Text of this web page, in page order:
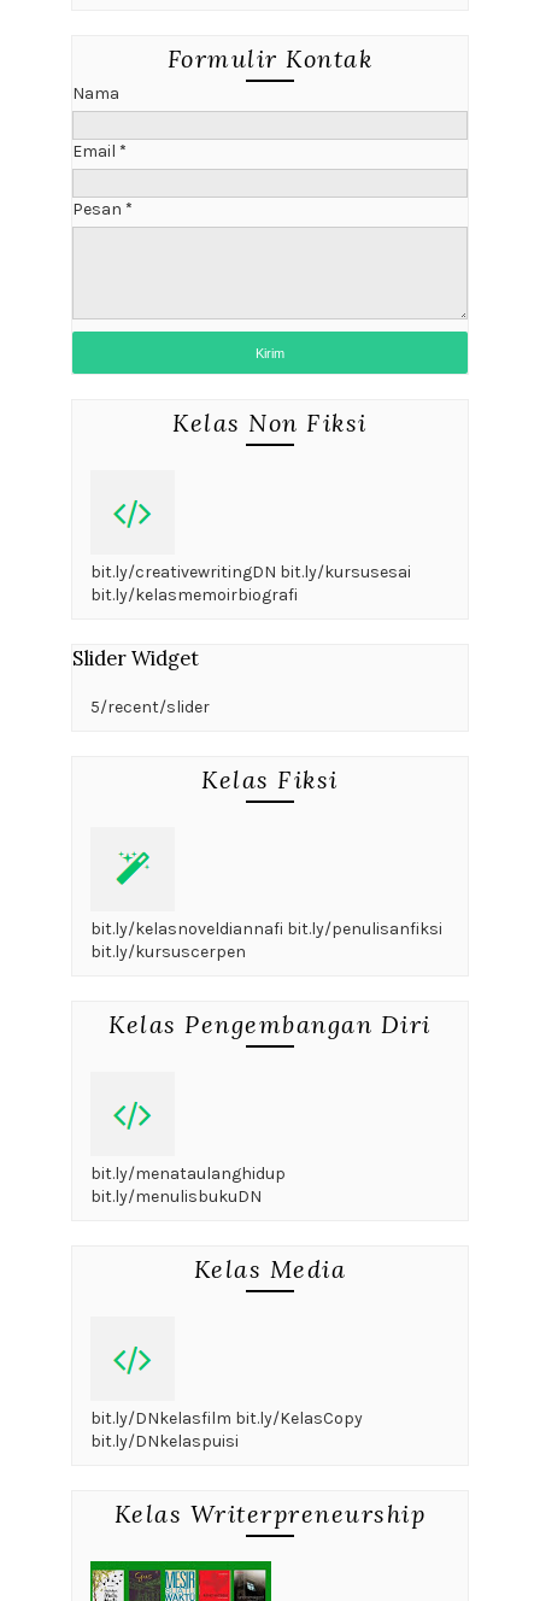
Formulir Kontak
Nama
Email *
Pesan *
Kelas Non Fiksi
bit.ly/creativewritingDN bit.ly/kursusesai
bit.ly/kelasmemoirbiografi
Slider Widget
5/recent/slider
Kelas Fiksi
bit.ly/kelasnoveldiannafi bit.ly/penulisanfiksi
bit.ly/kursuscerpen
Kelas Pengembangan Diri
bit.ly/menataulanghidup
bit.ly/menulisbukuDN
Kelas Media
bit.ly/DNkelasfilm bit.ly/KelasCopy
bit.ly/DNkelaspuisi
Kelas Writerpreneurship